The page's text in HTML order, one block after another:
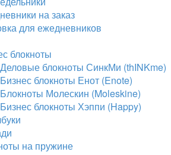
на заказ
для ежедневников
блокноты
Деловые блокноты СинкМи (thINKme)
Бизнес блокноты Енот (Enote)
Блокноты Молескин (Moleskine)
Бизнес блокноты Хэппи (Happy)
на пружине